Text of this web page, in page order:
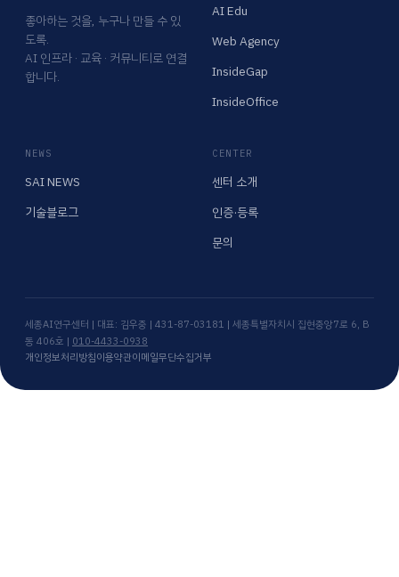
좋아하는 것을, 누구나 만들 수 있
도록.
AI 인프라 · 교육 · 커뮤니티로 연결
합니다.
AI Edu
Web Agency
InsideGap
InsideOffice
NEWS
SAI NEWS
기술블로그
CENTER
센터 소개
인증·등록
문의
세종AI연구센터 | 대표: 김우중 | 431-87-03181 | 세종특별자치시 집현중앙7로 6, B
동 406호 | 010-4433-0938
개인정보처리방침이용약관이메일무단수집거부